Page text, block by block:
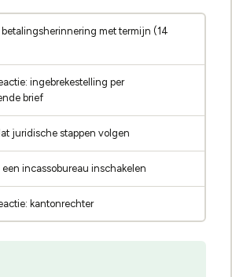
met termijn (14
ingebrekestelling per
brief
juridische stappen volgen
incassobureau inschakelen
kantonrechter